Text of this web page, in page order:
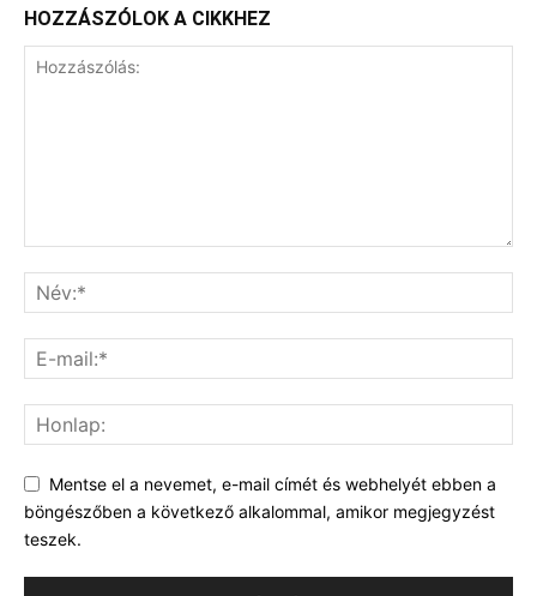
HOZZÁSZÓLOK A CIKKHEZ
Mentse el a nevemet, e-mail címét és webhelyét ebben a
böngészőben a következő alkalommal, amikor megjegyzést
teszek.